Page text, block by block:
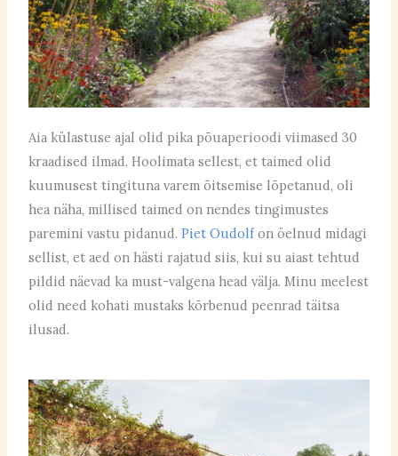
Aia külastuse ajal olid pika põuaperioodi viimased 30
kraadised ilmad. Hoolimata sellest, et taimed olid
kuumusest tingituna varem õitsemise lõpetanud, oli
hea näha, millised taimed on nendes tingimustes
paremini vastu pidanud.Piet Oudolfon öelnud midagi
sellist, et aed on hästi rajatud siis, kui su aiast tehtud
pildid näevad ka must-valgena head välja. Minu meelest
olid need kohati mustaks kõrbenud peenrad täitsa
ilusad.